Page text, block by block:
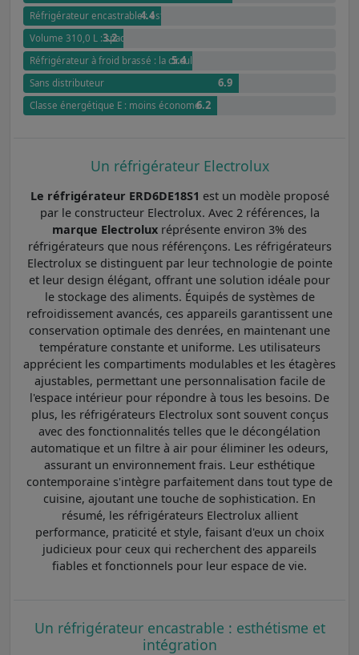
Réfrigérateur encastrable : esthétisme et intégration
4.4
Volume 310,0 L : spacieux et polyvalent
3.2
Réfrigérateur à froid brassé : la circulation améliorée
5.4
Sans distributeur 6.9
Classe énergétique E : moins économe6.2
Un réfrigérateur Electrolux
Le réfrigérateur ERD6DE18S1 est un modèle proposé
par le constructeur Electrolux. Avec 2 références, la
marque Electrolux réprésente environ 3% des
réfrigérateurs que nous référençons. Les réfrigérateurs
Electrolux se distinguent par leur technologie de pointe
et leur design élégant, offrant une solution idéale pour
le stockage des aliments. Équipés de systèmes de
refroidissement avancés, ces appareils garantissent une
conservation optimale des denrées, en maintenant une
température constante et uniforme. Les utilisateurs
apprécient les compartiments modulables et les étagères
ajustables, permettant une personnalisation facile de
l'espace intérieur pour répondre à tous les besoins. De
plus, les réfrigérateurs Electrolux sont souvent conçus
avec des fonctionnalités telles que le décongélation
automatique et un filtre à air pour éliminer les odeurs,
assurant un environnement frais. Leur esthétique
contemporaine s'intègre parfaitement dans tout type de
cuisine, ajoutant une touche de sophistication. En
résumé, les réfrigérateurs Electrolux allient
performance, praticité et style, faisant d'eux un choix
judicieux pour ceux qui recherchent des appareils
fiables et fonctionnels pour leur espace de vie.
Un réfrigérateur encastrable : esthétisme et
intégration